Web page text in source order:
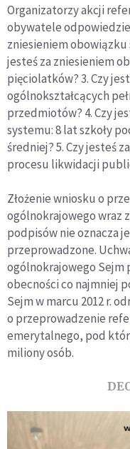
Organizatorzy akcji
obywatele
zniesieniem obowiązku
jesteś za zniesieniem
pięciolatków? 3. Czy
ogólnokształcących
przedmiotów? 4. Czy
systemu: 8 lat szkoły
średniej? 5. Czy jesteś
procesu likwidacji
Złożenie wniosku o
ogólnokrajowego wraz
podpisów nie oznacza
przeprowadzone.
ogólnokrajowego Sejm
obecności co najmniej
Sejm w marcu 2012 r.
o przeprowadzenie
emerytalnego, pod
miliony osób.